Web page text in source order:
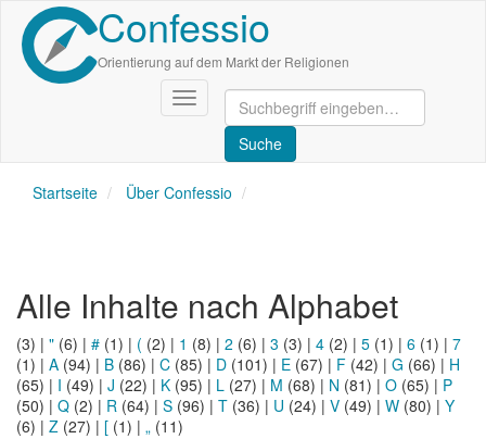
Direkt
zum
Inhalt
Confessio
Orientierung auf dem Markt der Religionen
Navigation
aktivieren/deaktivieren
Startseite Über Confessio
Alle Inhalte nach Alphabet
(3) | " (6) | # (1) | ( (2) | 1 (8) | 2 (6) | 3 (3) | 4 (2) | 5 (1) | 6 (1) | 7
(1) | A (94) | B (86) | C (85) | D (101) | E (67) | F (42) | G (66) | H
(65) | I (49) | J (22) | K (95) | L (27) | M (68) | N (81) | O (65) | P
(50) | Q (2) | R (64) | S (96) | T (36) | U (24) | V (49) | W (80) | Y
(6) | Z (27) | [ (1) | „ (11)